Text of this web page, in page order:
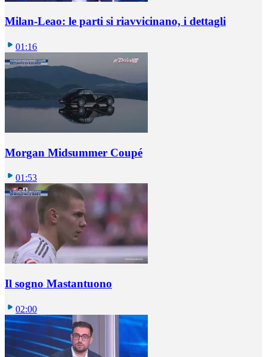
Milan-Leao: le parti si riavvicinano, i dettagli
01:16
Morgan Midsummer Coupé
01:53
Il sogno Mastantuono
02:00